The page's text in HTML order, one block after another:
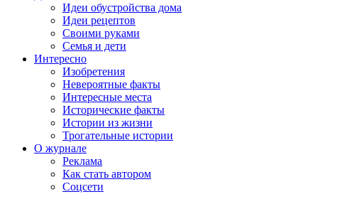
Идеи обустройства дома
Идеи рецептов
Своими руками
Семья и дети
Интересно
Изобретения
Невероятные факты
Интересные места
Исторические факты
Истории из жизни
Трогательные истории
О журнале
Реклама
Как стать автором
Соцсети